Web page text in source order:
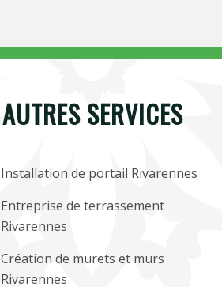
AUTRES SERVICES
Installation de portail Rivarennes
Entreprise de terrassement
Rivarennes
Création de murets et murs
Rivarennes